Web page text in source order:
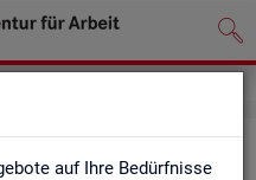
auf Ihre Bedürfnisse
Blick